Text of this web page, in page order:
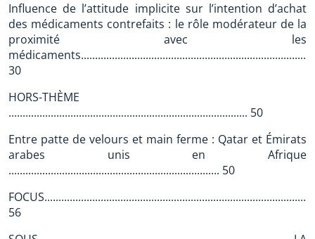
Influence de l’attitude implicite sur l’intention d’achat
des médicaments contrefaits : le rôle modérateur de la
proximité avec les
médicaments...................................................................................
30
HORS-THÈME
..................................................................................... 50
Entre patte de velours et main ferme : Qatar et Émirats
arabes unis en Afrique
........................................................................... 50
56